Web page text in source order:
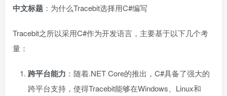
中文标题 ：为什么Tracebit选择用C#编写
Tracebit之所以采用C#作为开发语言，主要基于以下几个考
量：
跨平台能力 ：随着.NET Core的推出，C#具备了强大的
跨平台支持，使得Tracebit能够在Windows、Linux和